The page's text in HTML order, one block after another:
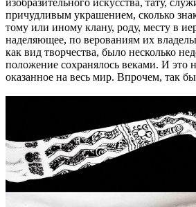
причудливым украшением, сколько
тому или иному клану, роду, месту в
наделяющее, по верованиям их
как вид творчества, было несколько
положение сохранялось веками. И это
оказанное на весь мир. Впрочем, так